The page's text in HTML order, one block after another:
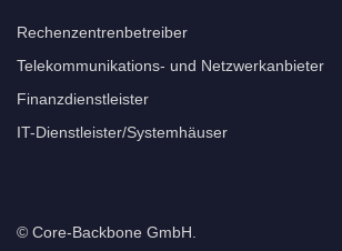
Rechenzentrenbetreiber
Telekommunikations- und Netzwerkanbieter
Finanzdienstleister
IT-Dienstleister/Systemhäuser
© Core-Backbone GmbH.